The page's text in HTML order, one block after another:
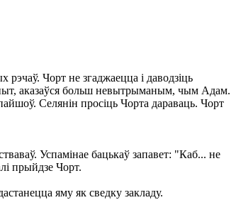
Чорт не згаджаецца і даводзіць
аказаўся больш невытрыманым, чым Адам.
Селянін просіць Чорта дараваць. Чорт
Успамінае бацькаў запавет: "Каб... не
прыйдзе Чорт.
яму як сведку закладу.